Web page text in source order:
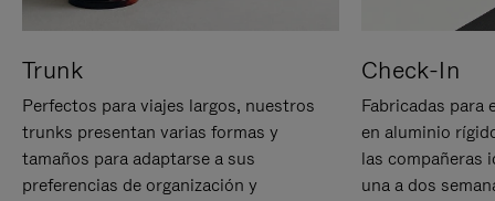
Trunk
Perfectos para viajes largos, nuestros
trunks presentan varias formas y
tamaños para adaptarse a sus
preferencias de organización y
Check-In
Fabricadas para
en aluminio
las compañeras
una a dos